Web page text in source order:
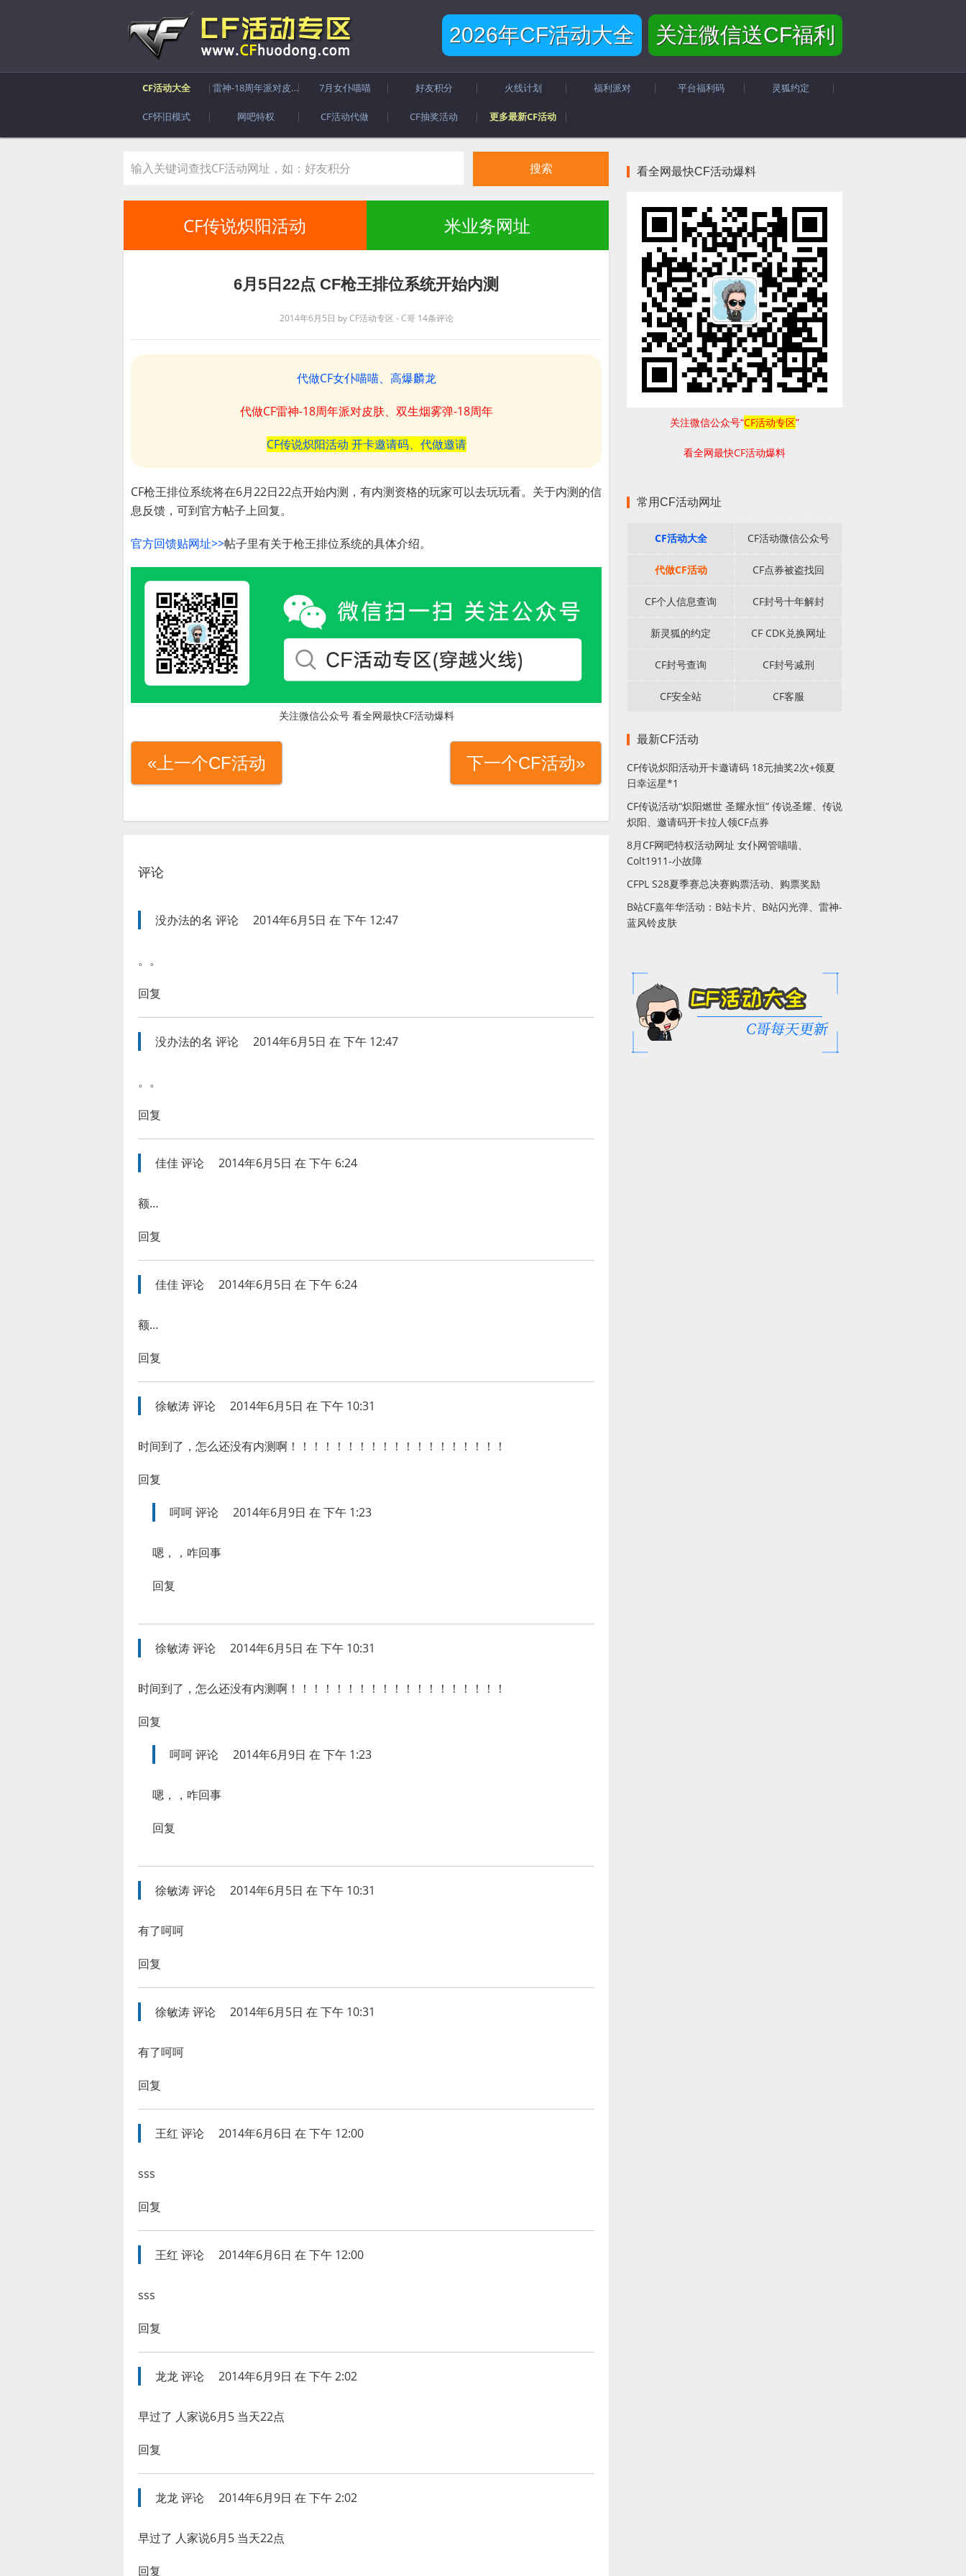
2026年CF活动大全 关注微信送CF福利
CF活动大全 雷神-18周年派对皮肤 7月女仆喵喵 好友积分 火线计划 福利派对 平台福利码 灵狐约定
CF怀旧模式 网吧特权 CF活动代做 CF抽奖活动 更多最新CF活动
CF传说炽阳活动 米业务网址
6月5日22点 CF枪王排位系统开始内测
2014年6月5日 byCF活动专区 - C哥 14条评论
代做CF女仆喵喵、高爆麟龙
代做CF雷神-18周年派对皮肤、双生烟雾弹-18周年
CF传说炽阳活动 开卡邀请码、代做邀请
CF枪王排位系统将在6月22日22点开始内测，有内测资格的玩家可以去玩玩看。关于内测的信
息反馈，可到官方帖子上回复。
官方回馈贴网址>>帖子里有关于枪王排位系统的具体介绍。
关注微信公众号 看全网最快CF活动爆料
«上一个CF活动 下一个CF活动»
评论
没办法的名 评论 2014年6月5日 在 下午 12:47
。。
回复
没办法的名 评论 2014年6月5日 在 下午 12:47
。。
回复
佳佳 评论 2014年6月5日 在 下午 6:24
额…
回复
佳佳 评论 2014年6月5日 在 下午 6:24
额…
回复
徐敏涛评论 2014年6月5日 在 下午 10:31
时间到了，怎么还没有内测啊！！！！！！！！！！！！！！！！！！！
回复
呵呵评论 2014年6月9日 在 下午 1:23
嗯，，咋回事
回复
徐敏涛评论 2014年6月5日 在 下午 10:31
时间到了，怎么还没有内测啊！！！！！！！！！！！！！！！！！！！
回复
呵呵评论 2014年6月9日 在 下午 1:23
嗯，，咋回事
回复
徐敏涛评论 2014年6月5日 在 下午 10:31
有了呵呵
回复
徐敏涛评论 2014年6月5日 在 下午 10:31
有了呵呵
回复
王红 评论 2014年6月6日 在 下午 12:00
sss
回复
王红 评论 2014年6月6日 在 下午 12:00
sss
回复
龙龙评论 2014年6月9日 在 下午 2:02
早过了 人家说6月5 当天22点
回复
龙龙评论 2014年6月9日 在 下午 2:02
早过了 人家说6月5 当天22点
回复
看全网最快CF活动爆料
关注微信公众号“CF活动专区”
看全网最快CF活动爆料
常用CF活动网址
CF活动大全 CF活动微信公众号
代做CF活动 CF点券被盗找回
CF个人信息查询 CF封号十年解封
新灵狐的约定 CF CDK兑换网址
CF封号查询 CF封号减刑
CF安全站 CF客服
最新CF活动
CF传说炽阳活动开卡邀请码 18元抽奖2次+领夏
日幸运星*1
CF传说活动“炽阳燃世 圣耀永恒” 传说圣耀、传说
炽阳、邀请码开卡拉人领CF点券
8月CF网吧特权活动网址 女仆网管喵喵、
Colt1911-小故障
CFPL S28夏季赛总决赛购票活动、购票奖励
B站CF嘉年华活动：B站卡片、B站闪光弹、雷神-
蓝风铃皮肤